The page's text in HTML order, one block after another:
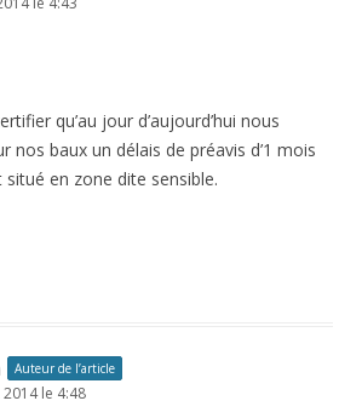
qu’au jour d’aujourd’hui nous
nos baux un délais de préavis d’1 mois
en zone dite sensible.
Auteur de l’article
2014 le 4:48